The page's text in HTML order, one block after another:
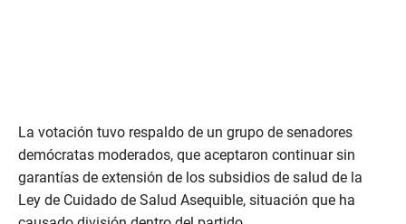
La votación tuvo respaldo de un grupo de senadores
demócratas moderados, que aceptaron continuar sin
garantías de extensión de los subsidios de salud de la
Ley de Cuidado de Salud Asequible, situación que ha